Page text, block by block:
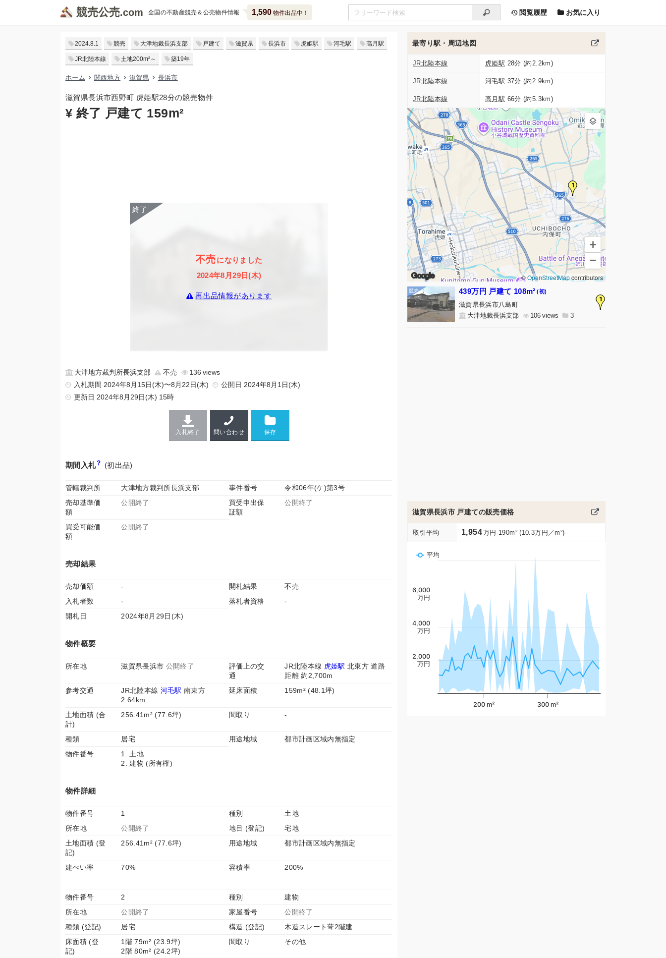
競売公売 全国の不動産競売＆公売物件情報 1,590物件出品中！ 閲覧履歴 お気に入り
2024.8.1 競売 大津地裁長浜支部 戸建て 滋賀県 長浜市 虎姫駅 河毛駅 高月駅
JR北陸本線 土地200m²～ 築19年
ホーム 関西地方 滋賀県 長浜市
滋賀県長浜市西野町 虎姫駅28分の競売物件
¥ 終了 戸建て 159m²
不売になりました
2024年8月29日(木)
再出品情報があります
大津地方裁判所長浜支部 不売
136
入札期間 2024年8月15日(木)〜8月22日(木)
公開日 2024年8月1日(木)
更新日 2024年8月29日(木) 15時
入札終了 問い合わせ
期間入札 (初出品)
管轄裁判所 大津地方裁判所長浜支部 事件番号
令和06年(ケ)第3号
売却基準価
額
公開終了
買受申出保
証額
公開終了
買受可能価
額
公開終了
売却結果
売却価額 - 開札結果
不売
入札者数
- 落札者資格
-
開札日
2024年8月29日(木)
物件概要
所在地 滋賀県長浜市 公開終了
評価上の交
通
JR北陸本線 虎姫駅 北東方 道路
距離 約2,700m
参考交通
JR北陸本線 河毛駅 南東方
2.64km
延床面積 159m² (48.1坪)
土地面積 (合
計)
256.41m² (77.6坪) 間取り -
種類 居宅 用途地域
都市計画区域内無指定
物件番号
1. 土地
2. 建物 (所有権)
物件詳細
物件番号 1 種別
土地
所在地
公開終了 地目 (登記)
宅地
土地面積 (登
記)
256.41m² (77.6坪) 用途地域 都市計画区域内無指定
建ぺい率 70% 容積率 200%
物件番号 2 種別
建物
所在地
公開終了 家屋番号
公開終了
種類 (登記)
居宅 構造 (登記)
木造スレート葺2階建
床面積 (登
記)
1階 79m² (23.9坪)
2階 80m² (24.2坪)
間取り その他
最寄り駅・周辺地図
JR北陸本線 虎姫駅 28分 (約2.2km)
JR北陸本線 河毛駅 37分 (約2.9km)
JR北陸本線 高月駅 66分 (約5.3km)
1
Google
+
−
©OpenStreetMapcontributors
1
439万円 戸建て 108m² (初)
滋賀県長浜市八島町
大津地裁長浜支部
106 3
滋賀県長浜市 戸建ての販売価格
取引平均 1,954万円 190m² (10.3万円／m²)
平均
200 m² 300 m²
2,000
万円
4,000
万円
6,000
万円